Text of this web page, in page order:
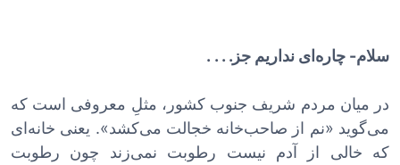
سلام- چاره‌ای نداریم جز. . . .
در میان مردم شریف جنوب کشور، مثلِ معروفی است که
می‌گوید «نم از صاحب‌خانه خجالت می‌کشد». یعنی خانه‌ای
که خالی از آدم نیست رطوبت نمی‌زند چون رطوبت